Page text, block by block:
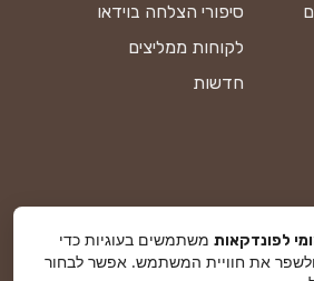
סיפורי הצלחה בוידאו
לקוחות ממליצים
חדשות
משתמשים בעוגיות כדי
את חוויית המשתמש. אפשר לבחור